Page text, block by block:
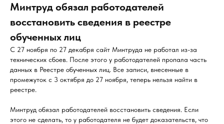
Минтруд обязал работодателей
восстановить сведения в реестре
обученных лиц
С 27 ноября по 27 декабря сайт Минтруда не работал из-за
технических сбоев. После этого у работодателей пропала часть
данных в Реестре обученных лиц. Все записи, внесенные в
промежуток с 3 октября до 27 ноября, теперь нельзя найти в
реестре.
Минтруд обязал работодателей восстановить сведения. Если
этого не сделать, то у работодателя не будет доказательств, что